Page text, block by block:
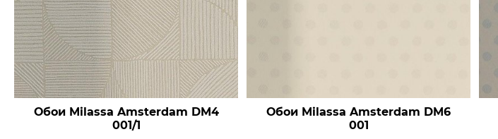
Обои Milassa Amsterdam DM4
001/1
Обои Milassa Amsterdam DM6
001